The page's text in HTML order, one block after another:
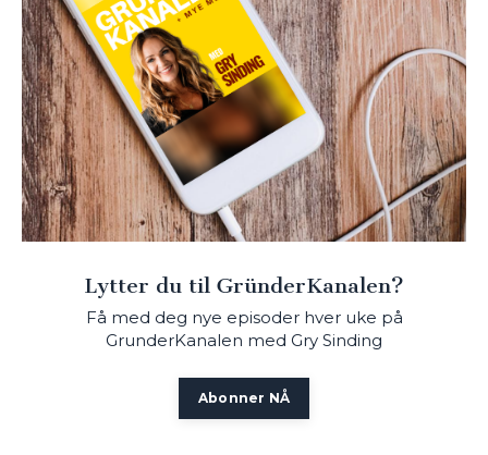
Lytter du til GründerKanalen?
Få med deg nye episoder hver uke på
GrunderKanalen med Gry Sinding
Abonner NÅ